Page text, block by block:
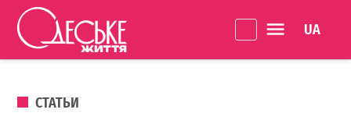
Перейти к содержанию
життя
ОПУБЛИКОВАНО В
СТАТЬИ